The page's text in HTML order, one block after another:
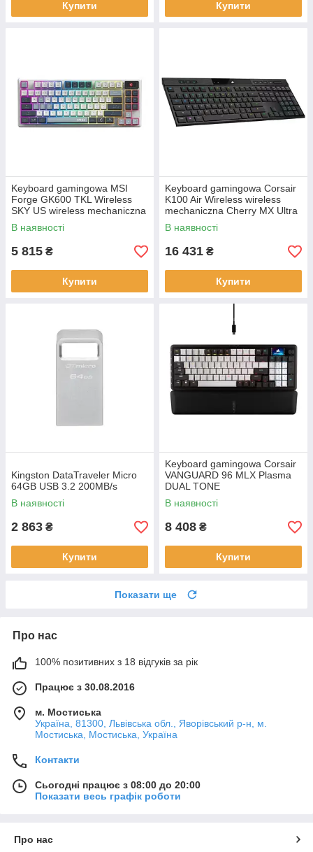
Купити Купити
Keyboard gamingowa MSI
Forge GK600 TKL Wireless
SKY US wireless mechaniczna
backlitetlana white and Grey
В наявності
5 815 ₴
Купити
Keyboard gamingowa Corsair
K100 Air Wireless wireless
mechaniczna Cherry MX Ultra
Low Profile (Tactile)
backlitetlana Black
В наявності
16 431 ₴
Купити
Kingston DataTraveler Micro
64GB USB 3.2 200MB/s
В наявності
2 863 ₴
Купити
Keyboard gamingowa Corsair
VANGUARD 96 MLX Plasma
DUAL TONE
В наявності
8 408 ₴
Купити
Показати ще
Про нас
100% позитивних з 18 відгуків за рік
Працює з 30.08.2016
м. Мостиська
Україна, 81300, Львівська обл., Яворівський р-н, м.
Мостиська, Мостиська, Україна
Контакти
Сьогодні працює з 08:00 до 20:00
Показати весь графік роботи
Про нас